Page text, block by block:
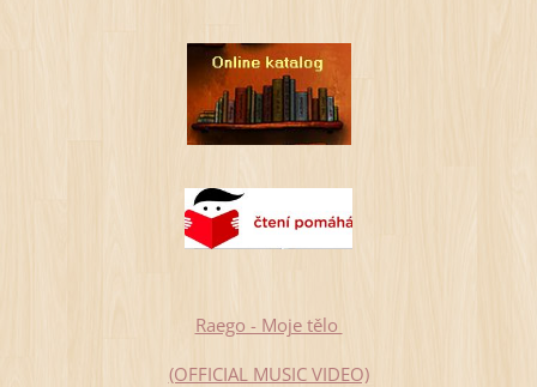
Raego - Moje tělo
(OFFICIAL MUSIC VIDEO)